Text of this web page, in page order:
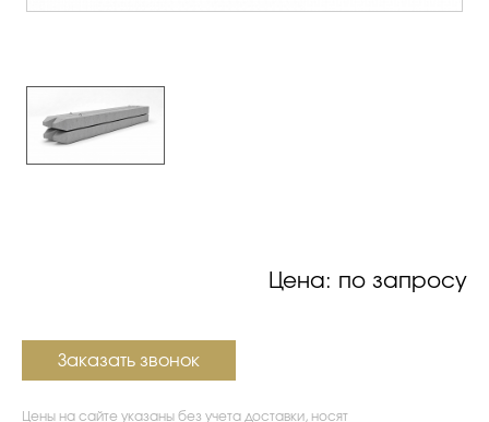
Цена: по запросу
Заказать звонок
Цены на сайте указаны без учета доставки, носят